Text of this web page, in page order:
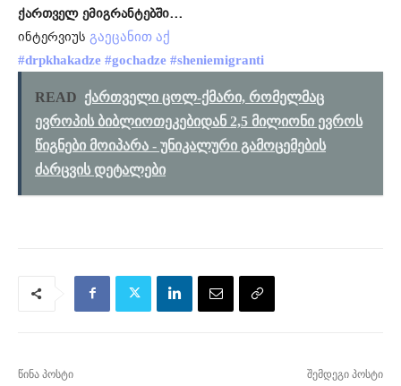
ქართველ ემიგრანტებში…
ინტერვიუს გაეცანით აქ
#drpkhakadze #gochadze #sheniemigranti
READ ქართველი ცოლ-ქმარი, რომელმაც
ევროპის ბიბლიოთეკებიდან 2,5 მილიონი ევროს
წიგნები მოიპარა - უნიკალური გამოცემების
ძარცვის დეტალები
წინა პოსტი შემდეგი პოსტი